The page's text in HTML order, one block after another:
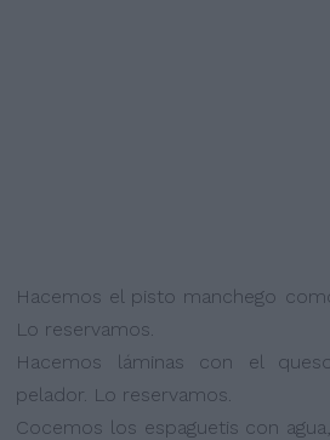
Hacemos el pisto manchego
Lo reservamos.
Hacemos láminas con el
pelador. Lo reservamos.
Cocemos los espaguetis con